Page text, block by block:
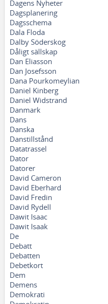
Dagens Nyheter
Dagsplanering
Dagsschema
Dala Floda
Dalby Söderskog
Dåligt sällskap
Dan Eliasson
Dan Josefsson
Dana Pourkomeylian
Daniel Kinberg
Daniel Widstrand
Danmark
Dans
Danska
Danstillstånd
Datatrassel
Dator
Datorer
David Cameron
David Eberhard
David Fredin
David Rydell
Dawit Isaac
Dawit Isaak
De
Debatt
Debatten
Debetkort
Dem
Demens
Demokrati